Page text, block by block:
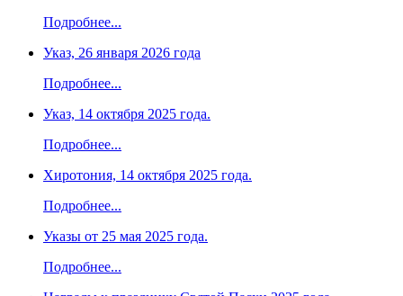
Подробнее...
Указ, 26 января 2026 года
Подробнее...
Указ, 14 октября 2025 года.
Подробнее...
Хиротония, 14 октября 2025 года.
Подробнее...
Указы от 25 мая 2025 года.
Подробнее...